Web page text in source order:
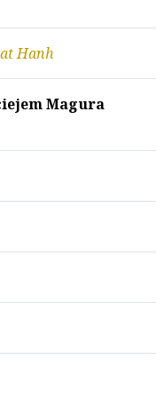
Hanh
Magura